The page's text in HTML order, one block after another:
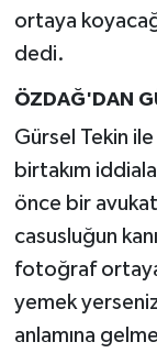
ortaya
dedi.
ÖZDAĞ'DAN
Gürsel Tekin
birtakım
önce bir
casusluğun
fotoğraf
yemek
anlamına